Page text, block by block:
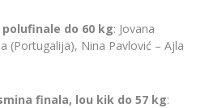
do 60 kg: Jovana
(Portugalija), Nina Pavlović – Ajla
finala, lou kik do 57 kg: